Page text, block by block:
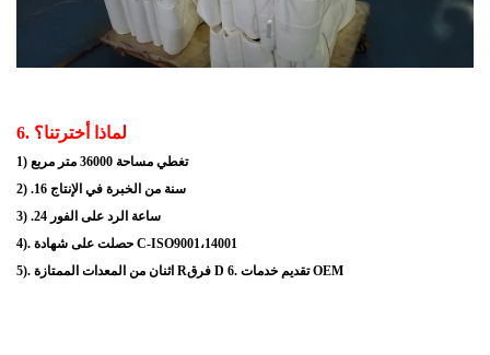
6. لماذا أخترتنا؟
1) تغطي مساحة 36000 متر مربع
2) .16 سنة من الخبرة في الإنتاج
3) .24 ساعة الرد على الفور
4). حصلت على شهادة C-ISO9001،14001
5). اثنان من المعدات الممتازة Rفرق D 6. تقديم خدمات OEM